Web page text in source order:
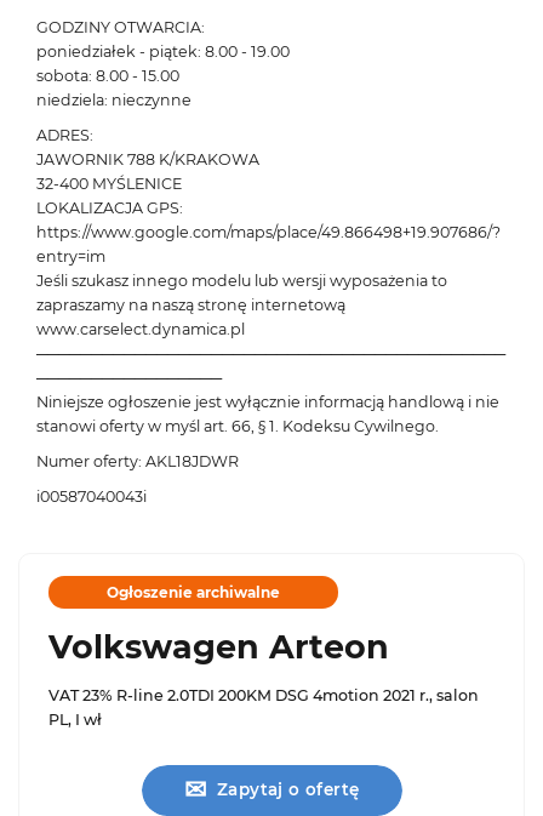
GODZINY OTWARCIA:
poniedziałek - piątek: 8.00 - 19.00
sobota: 8.00 - 15.00
niedziela: nieczynne
ADRES:
JAWORNIK 788 K/KRAKOWA
32-400 MYŚLENICE
LOKALIZACJA GPS:
https://www.google.com/maps/place/49.866498+19.907686/?
entry=im
Jeśli szukasz innego modelu lub wersji wyposażenia to
zapraszamy na naszą stronę internetową
www.carselect.dynamica.pl
───────────────────────────────────────────
─────────────────
Niniejsze ogłoszenie jest wyłącznie informacją handlową i nie
stanowi oferty w myśl art. 66, § 1. Kodeksu Cywilnego.
Numer oferty: AKL18JDWR
i00587040043i
Ogłoszenie archiwalne
Volkswagen Arteon
VAT 23% R-line 2.0TDI 200KM DSG 4motion 2021 r., salon
PL, I wł
✉ Zapytaj o ofertę